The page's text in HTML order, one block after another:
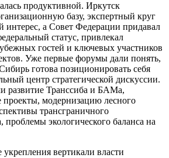
продуктивной. Иркутск
базу, экспертный круг
интерес, а Совет Федерации придавал
статус, привлекал
гостей и ключевых участников
Уже первые форумы дали понять,
готова позиционировать себя
центр стратегической дискуссии.
развитие Транссиба и БАМа,
проекты, модернизацию лесного
трансграничного
проблемы экологического баланса на
вертикали власти